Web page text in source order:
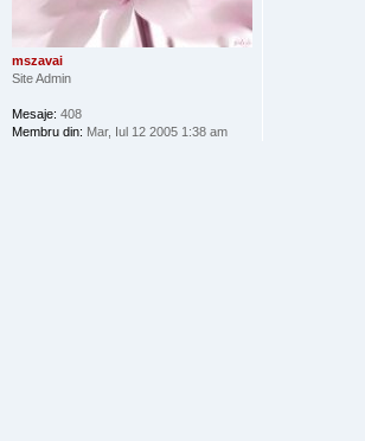
mszavai
Site Admin
Mesaje: 408
Membru din: Mar, Iul 12 2005 1:38 am